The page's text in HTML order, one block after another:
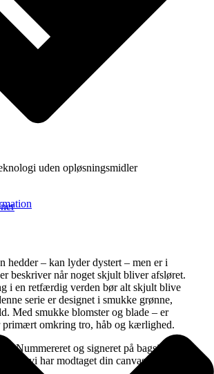
uden opløsningsmidler
hedder – kan lyder dystert – men er i
beskriver når noget skjult bliver afsløret.
i en retfærdig verden bør alt skjult blive
serie er designet i smukke grønne,
Med smukke blomster og blade – er
primært omkring tro, håb og kærlighed.
Nummereret og signeret på bagsiden (Vi
efter vi har modtaget din canvas bestilling).